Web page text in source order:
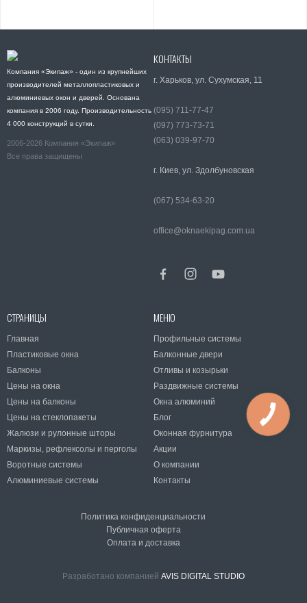
Компания «Экипаж» - один из крупнейших
производителей металлопластиковых и
алюминиевых окон и дверей. Основана
компания в 2006 году. Производительность
4 000 конструкций в сутки.
2006-2026 Компания «Экипаж»
Все права защищены
СТРАНИЦЫ
Главная
Пластиковые окна
Балконы
Цены на окна
Цены на балконы
Цены на стеклопакеты
Жалюзи и рулонные шторы
Маркизы, рефлексолы и перголы
Воротные системы
Алюминиевые системы
МЕНЮ
Профильные системы
Балконные двери
Отливы и козырьки
Раздвижные системы
Окна алюминий
Блог
Оконная фурнитура
Акции
О компании
Контакты
КОНТАКТЫ
г. Харьков, ул. Сухумская, 11
(095) 711-77-47
(097) 773-73-71
(063) 039-97-70
г. Киев, ул. Здолбуновская
(067) 534-63-20
office@oknaekipag.com.ua
Политика конфиденциальности
Публичная оферта
Оплата и доставка
Разработано компанией AVIS DIGITAL STUDIO